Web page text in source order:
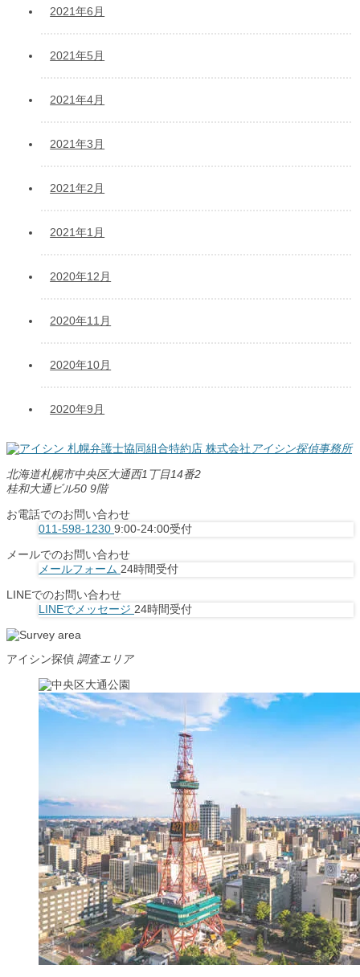
2021年6月
2021年5月
2021年4月
2021年3月
2021年2月
2021年1月
2020年12月
2020年11月
2020年10月
2020年9月
札幌弁護士協同組合特約店 株式会社 アイシン探偵事務所
北海道札幌市中央区大通西1丁目14番2
桂和大通ビル50 9階
お電話でのお問い合わせ
011-598-1230 9:00-24:00受付
メールでのお問い合わせ
メールフォーム 24時間受付
LINEでのお問い合わせ
LINEでメッセージ 24時間受付
アイシン探偵 調査エリア